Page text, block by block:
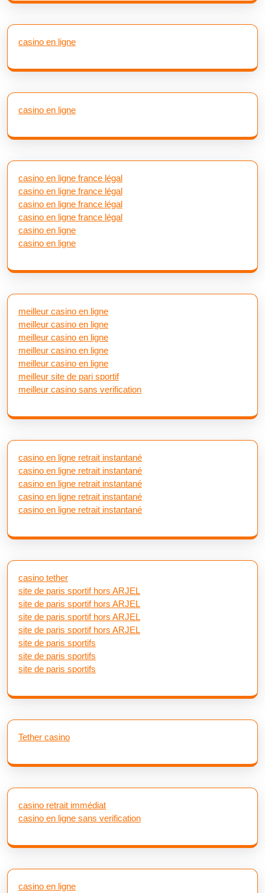
casino en ligne
casino en ligne
casino en ligne france légal
casino en ligne france légal
casino en ligne france légal
casino en ligne france légal
casino en ligne
casino en ligne
meilleur casino en ligne
meilleur casino en ligne
meilleur casino en ligne
meilleur casino en ligne
meilleur casino en ligne
meilleur site de pari sportif
meilleur casino sans verification
casino en ligne retrait instantané
casino en ligne retrait instantané
casino en ligne retrait instantané
casino en ligne retrait instantané
casino en ligne retrait instantané
casino tether
site de paris sportif hors ARJEL
site de paris sportif hors ARJEL
site de paris sportif hors ARJEL
site de paris sportif hors ARJEL
site de paris sportifs
site de paris sportifs
site de paris sportifs
Tether casino
casino retrait immédiat
casino en ligne sans verification
casino en ligne